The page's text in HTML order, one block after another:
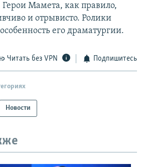
Мамета, как правило,
и отрывисто. Ролики
его драматургии.
Читать без VPN Подпишитесь
Новости